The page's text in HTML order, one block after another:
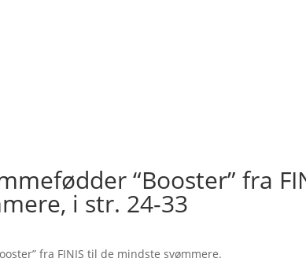
“Booster” fra
i str. 24-33
fra FINIS til de mindste svømmere.